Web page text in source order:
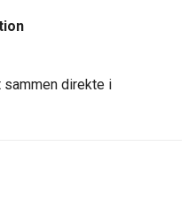
sammen direkte i